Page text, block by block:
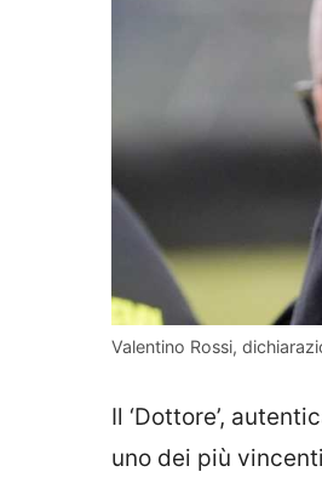
Valentino Rossi,
Il ‘Dottore’,
uno dei più